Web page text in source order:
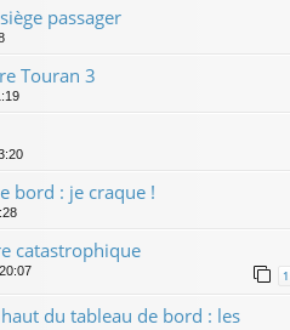
passager
Touran 3
bord : je craque !
catastrophique
1
du tableau de bord : les